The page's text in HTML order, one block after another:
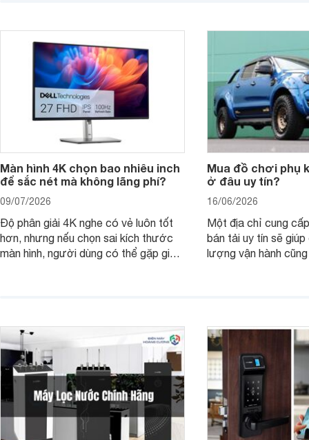
thay vì chỉ so sánh cấu hình trên giấy.
không, dùng được
Màn hình 4K chọn bao nhiêu inch
để sắc nét mà không lãng phí?
09/07/2026
Độ phân giải 4K nghe có vẻ luôn tốt
hơn, nhưng nếu chọn sai kích thước
màn hình, người dùng có thể gặp giao
Mua đồ chơi phụ
ở đâu uy tín?
16/06/2026
Một địa chỉ cung
bán tải uy tín sẽ
lượng vận hành